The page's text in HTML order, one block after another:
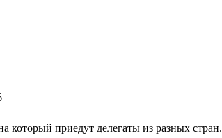
приедут делегаты из разных стран.